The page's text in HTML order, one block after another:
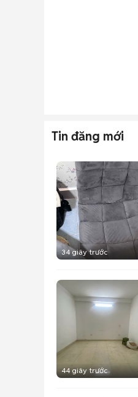
Tin đăng mới
34 giây trước
44 giây trước